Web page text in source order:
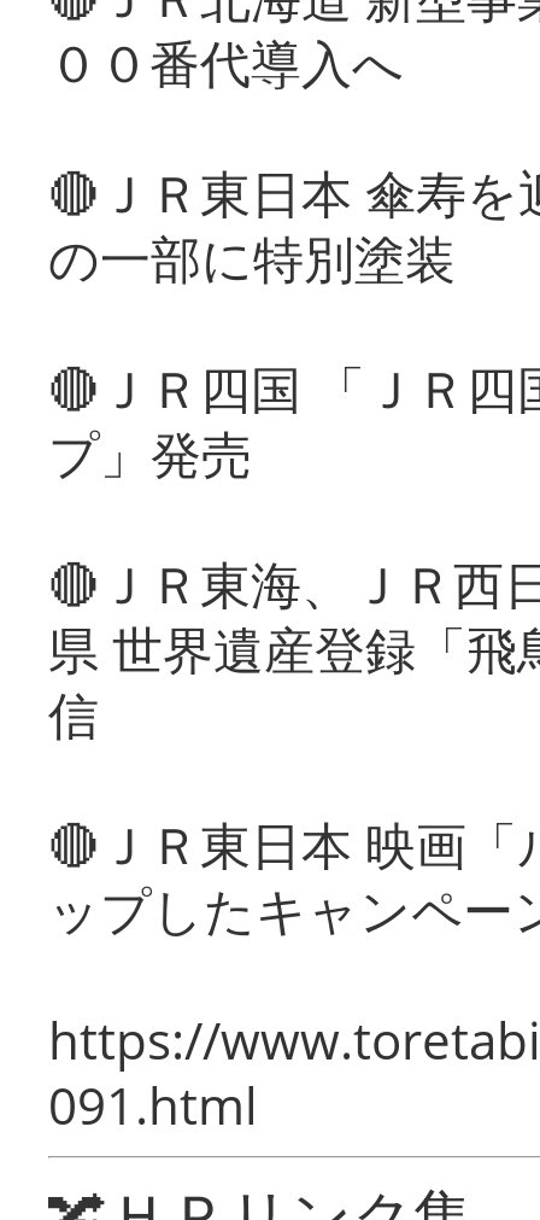
００番代導入へ
🔴ＪＲ東日本 傘寿
の一部に特別塗装
🔴ＪＲ四国 「ＪＲ
プ」発売
🔴ＪＲ東海、ＪＲ西
県 世界遺産登録「
信
🔴ＪＲ東日本 映画
ップしたキャンペー
https://
091.html